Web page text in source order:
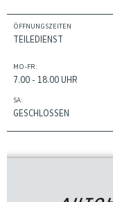
ÖFFNUNGSZEITEN
TEILEDIENST
MO-FR:
7.00 - 18.00 UHR
SA:
GESCHLOSSEN